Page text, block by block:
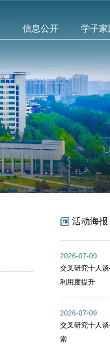
信息公开 学子家
活动海报
2026-07-09
交叉研究十人
利用度提升
2026-07-09
交叉研究十人
索